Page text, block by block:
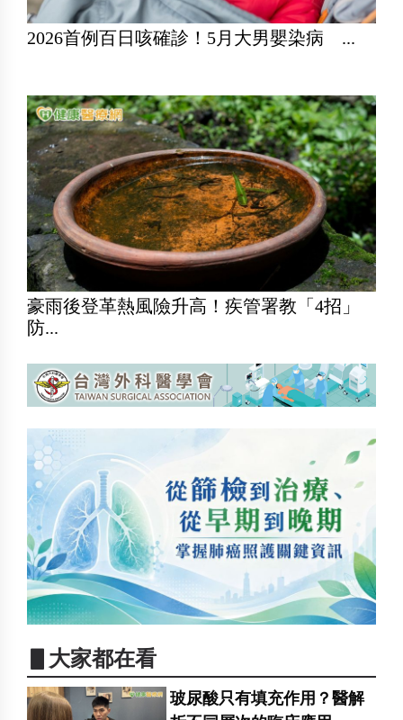
2026首例百日咳確診！5月大男嬰染病 ...
豪雨後登革熱風險升高！疾管署教「4招」
防...
▋大家都在看
玻尿酸只有填充作用？醫解